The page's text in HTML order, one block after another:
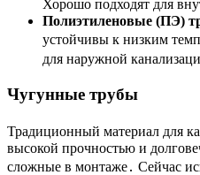
Хорошо подходят для
Полиэтиленовые (ПЭ)
устойчивы к низким
для наружной
Чугунные трубы
Традиционный материал для
высокой прочностью и
сложные в монтаже․ Сейчас